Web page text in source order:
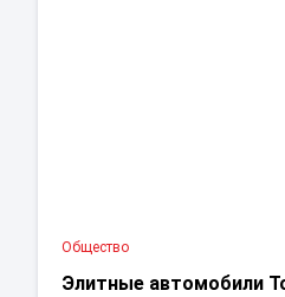
Общество
Элитные автомобили